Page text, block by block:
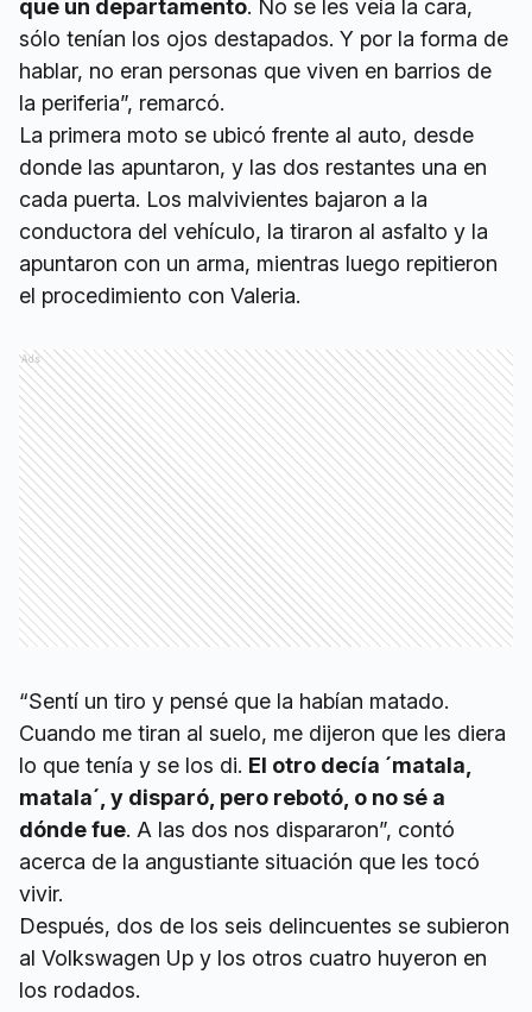
que un departamento. No se les veía la cara,
sólo tenían los ojos destapados. Y por la forma de
hablar, no eran personas que viven en barrios de
la periferia”, remarcó.
La primera moto se ubicó frente al auto, desde
donde las apuntaron, y las dos restantes una en
cada puerta. Los malvivientes bajaron a la
conductora del vehículo, la tiraron al asfalto y la
apuntaron con un arma, mientras luego repitieron
el procedimiento con Valeria.
Ads
“Sentí un tiro y pensé que la habían matado.
Cuando me tiran al suelo, me dijeron que les diera
lo que tenía y se los di. El otro decía ´matala,
matala´, y disparó, pero rebotó, o no sé a
dónde fue. A las dos nos dispararon”, contó
acerca de la angustiante situación que les tocó
vivir.
Después, dos de los seis delincuentes se subieron
al Volkswagen Up y los otros cuatro huyeron en
los rodados.